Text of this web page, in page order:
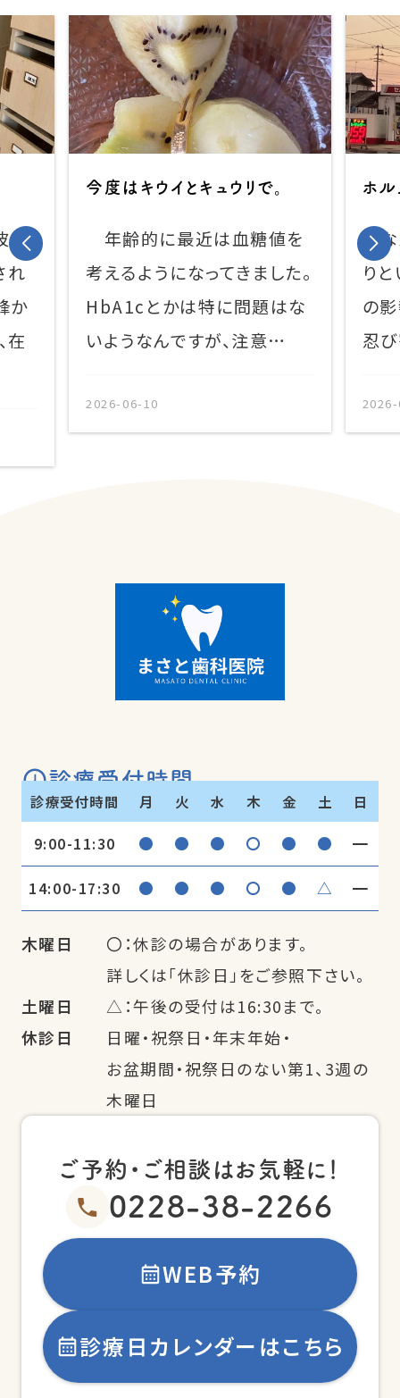
姫
れ
か
在
今度はキウイとキュウリで。
年齢的に最近は血糖値を
考えるようになってきました。
HbA1cとかは特に問題はな
いようなんですが、注意…
2026-06-10
ホ
な
り
の
忍
診療受付時間
診療受付時間 月 火 水 木 金 土 日
9:00-11:30 ● ● ● 〇 ● ● ━
14:00-17:30 ● ● ● 〇 ● △ ━
木曜日
〇：休診の場合があります。
詳しくは「休診日」をご参照下さい。
土曜日
△：午後の受付は16:30まで。
休診日
日曜・祝祭日・年末年始・
お盆期間・祝祭日のない第1、3週の
木曜日
ご予約・ご相談はお気軽に！
0228-38-2266
WEB予約
診療日カレンダーはこちら